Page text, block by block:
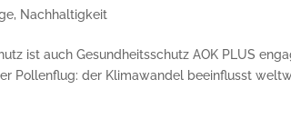
, Nachhaltigkeit
ist auch Gesundheitsschutz AOK PLUS
Pollenflug: der Klimawandel beeinflusst